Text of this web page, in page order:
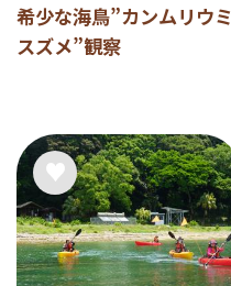
希少な海鳥”カンムリウミ
スズメ”観察